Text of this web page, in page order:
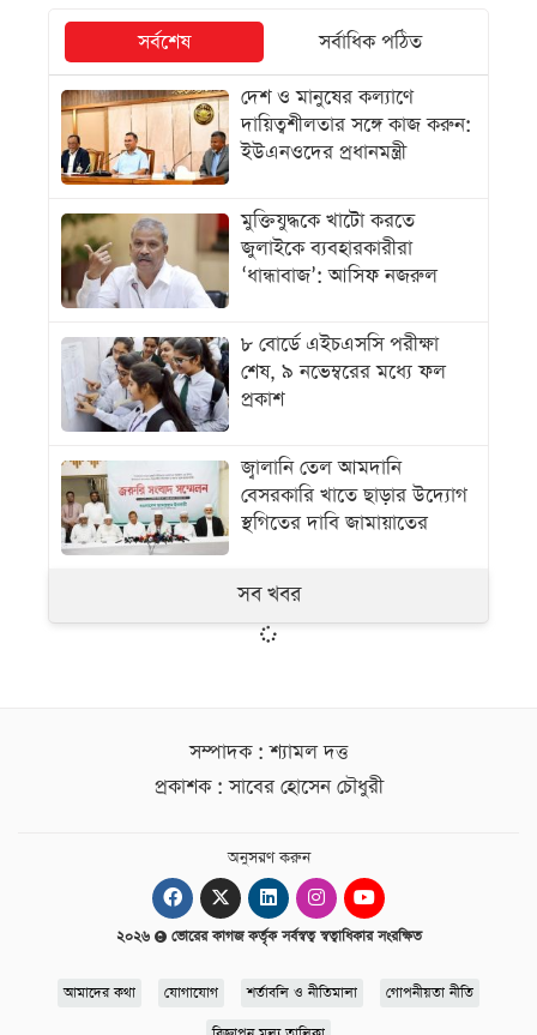
সর্বশেষ
সর্বাধিক পঠিত
দেশ ও মানুষের কল্যাণে
দায়িত্বশীলতার সঙ্গে কাজ করুন:
ইউএনওদের প্রধানমন্ত্রী
মুক্তিযুদ্ধকে খাটো করতে
জুলাইকে ব্যবহারকারীরা
‘ধান্ধাবাজ’: আসিফ নজরুল
৮ বোর্ডে এইচএসসি পরীক্ষা
শেষ, ৯ নভেম্বরের মধ্যে ফল
প্রকাশ
জ্বালানি তেল আমদানি
বেসরকারি খাতে ছাড়ার উদ্যোগ
স্থগিতের দাবি জামায়াতের
সব খবর
সম্পাদক : শ্যামল দত্ত
প্রকাশক : সাবের হোসেন চৌধুরী
অনুসরণ করুন
২০২৬ ভোরের কাগজ কর্তৃক সর্বস্বত্ব স্বত্বাধিকার সংরক্ষিত
আমাদের কথা যোগাযোগ শর্তাবলি ও নীতিমালা গোপনীয়তা নীতি